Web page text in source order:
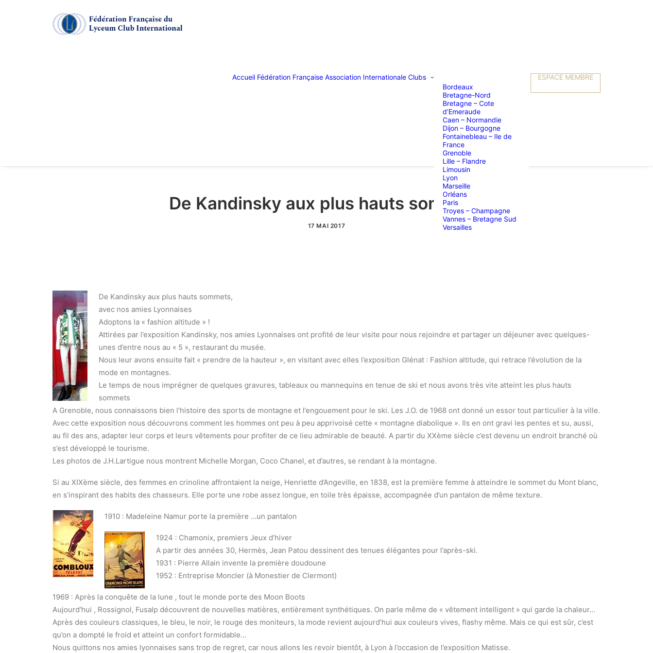
Accueil Fédération Française Association Internationale Clubs
Bordeaux
Bretagne-Nord
Bretagne – Cote
d’Emeraude
Caen – Normandie
Dijon – Bourgogne
Fontainebleau – Ile de
France
Grenoble
Lille – Flandre
Limousin
Lyon
Marseille
Orléans
Paris
Troyes – Champagne
Vannes – Bretagne Sud
Versailles
ESPACE MEMBRE
De Kandinsky aux plus hauts sommets
17 MAI 2017
De Kandinsky aux plus hauts sommets,
avec nos amies Lyonnaises
Adoptons la « fashion altitude » !
Attirées par l’exposition Kandinsky, nos amies Lyonnaises ont profité de leur visite pour nous rejoindre et partager un déjeuner avec quelques-
unes d’entre nous au « 5 », restaurant du musée.
Nous leur avons ensuite fait « prendre de la hauteur », en visitant avec elles l’exposition Glénat : Fashion altitude, qui retrace l’évolution de la
mode en montagnes.
Le temps de nous imprégner de quelques gravures, tableaux ou mannequins en tenue de ski et nous avons très vite atteint les plus hauts
sommets
A Grenoble, nous connaissons bien l’histoire des sports de montagne et l’engouement pour le ski. Les J.O. de 1968 ont donné un essor tout particulier à la ville.
Avec cette exposition nous découvrons comment les hommes ont peu à peu apprivoisé cette « montagne diabolique ». Ils en ont gravi les pentes et su, aussi,
au fil des ans, adapter leur corps et leurs vêtements pour profiter de ce lieu admirable de beauté. A partir du XXème siècle c’est devenu un endroit branché où
s’est développé le tourisme.
Les photos de J.H.Lartigue nous montrent Michelle Morgan, Coco Chanel, et d’autres, se rendant à la montagne.
Si au XIXème siècle, des femmes en crinoline affrontaient la neige, Henriette d’Angeville, en 1838, est la première femme à atteindre le sommet du Mont blanc,
en s’inspirant des habits des chasseurs. Elle porte une robe assez longue, en toile très épaisse, accompagnée d’un pantalon de même texture.
1910 : Madeleine Namur porte la première …un pantalon
1924 : Chamonix, premiers Jeux d’hiver
A partir des années 30, Hermès, Jean Patou dessinent des tenues élégantes pour l’après-ski.
1931 : Pierre Allain invente la première doudoune
1952 : Entreprise Moncler (à Monestier de Clermont)
1969 : Après la conquête de la lune , tout le monde porte des Moon Boots
Aujourd’hui , Rossignol, Fusalp découvrent de nouvelles matières, entièrement synthétiques. On parle même de « vêtement intelligent » qui garde la chaleur…
Après des couleurs classiques, le bleu, le noir, le rouge des moniteurs, la mode revient aujourd’hui aux couleurs vives, flashy même. Mais ce qui est sûr, c’est
qu’on a dompté le froid et atteint un confort formidable…
Nous quittons nos amies lyonnaises sans trop de regret, car nous allons les revoir bientôt, à Lyon à l’occasion de l’exposition Matisse.